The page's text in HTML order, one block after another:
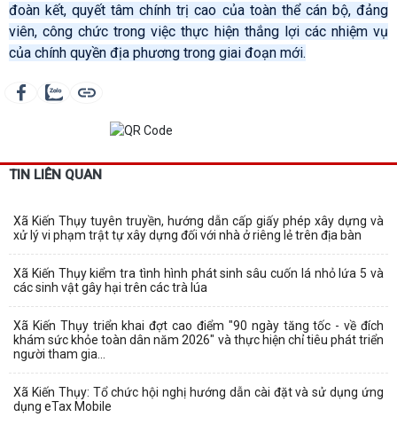
đoàn kết, quyết tâm chính trị cao của toàn thể cán bộ, đảng
viên, công chức trong việc thực hiện thắng lợi các nhiệm vụ
của chính quyền địa phương trong giai đoạn mới.
TIN LIÊN QUAN
Xã Kiến Thụy tuyên truyền, hướng dẫn cấp giấy phép xây dựng và
xử lý vi phạm trật tự xây dựng đối với nhà ở riêng lẻ trên địa bàn
Xã Kiến Thụy kiểm tra tình hình phát sinh sâu cuốn lá nhỏ lứa 5 và
các sinh vật gây hại trên các trà lúa
Xã Kiến Thụy triển khai đợt cao điểm "90 ngày tăng tốc - về đích
khám sức khỏe toàn dân năm 2026" và thực hiện chỉ tiêu phát triển
người tham gia...
Xã Kiến Thụy: Tổ chức hội nghị hướng dẫn cài đặt và sử dụng ứng
dụng eTax Mobile